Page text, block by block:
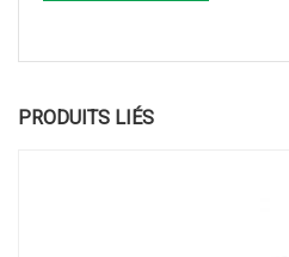
PRODUITS LIÉS